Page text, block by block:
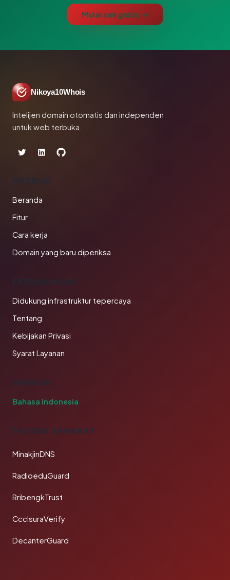
Mulai cek gratis →
Nikoya10Whois
Intelijen domain otomatis dan independen
untuk web terbuka.
PRODUK
Beranda
Fitur
Cara kerja
Domain yang baru diperiksa
PERUSAHAAN
Didukung infrastruktur tepercaya
Tentang
Kebijakan Privasi
Syarat Layanan
BAHASA
Bahasa Indonesia
TAUTAN SAHABAT
MinakjinDNS
RadioeduGuard
RribengkTrust
CcclsuraVerify
DecanterGuard